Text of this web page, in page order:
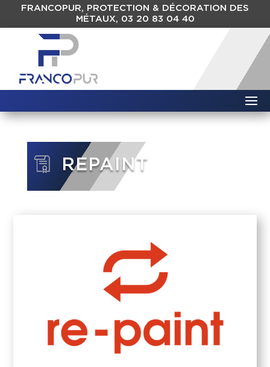
FRANCOPUR, PROTECTION & DÉCORATION DES
MÉTAUX, 03 20 83 04 40
REPAINT